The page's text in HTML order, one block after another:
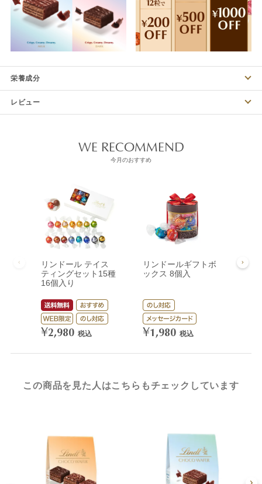
栄養成分
レビュー
WE RECOMMEND
今月のおすすめ
リンドール テイス
ティングセット15種
16個入り
¥2,980 税込
リンドールギフトボ
ックス 8個入
¥1,980 税込
リ
この商品を見た人はこちらもチェックしています